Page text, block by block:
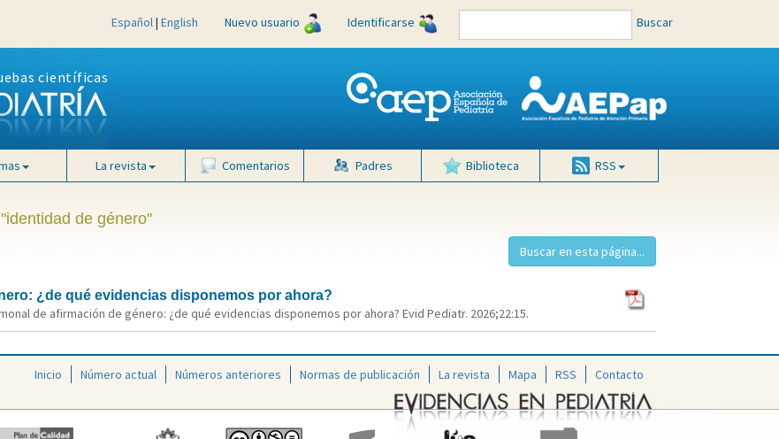
Español| English Nuevo usuario Identificarse Buscar
científicas
La revista Comentarios Padres Biblioteca RSS
de género"
¿de qué evidencias disponemos por ahora?
de afirmación de género: ¿de qué evidencias disponemos por ahora? Evid Pediatr. 2026;22:15.
Inicio Número actual Números anteriores Normas de publicación La revista Mapa RSS Contacto